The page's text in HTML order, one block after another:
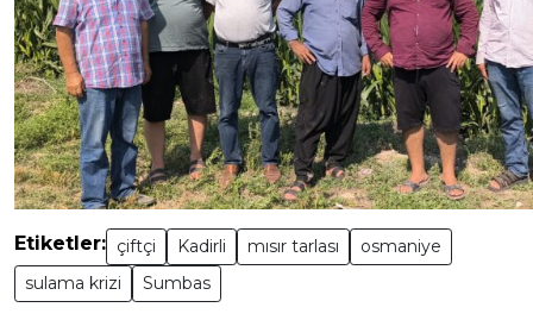
Etiketler: çiftçi Kadirli mısır tarlası
osmaniye
sulama krizi
Sumbas